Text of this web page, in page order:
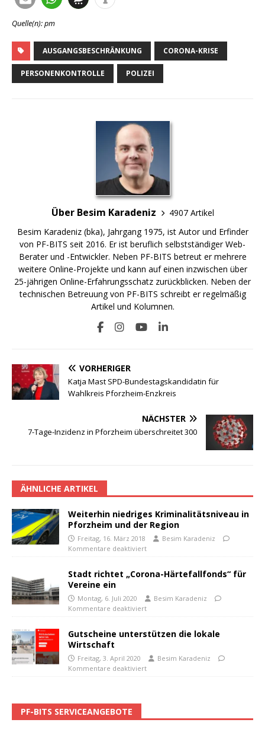
Quelle(n): pm
AUSGANGSBESCHRÄNKUNG CORONA-KRISE
PERSONENKONTROLLE POLIZEI
Über Besim Karadeniz
4907 Artikel
Besim Karadeniz (bka), Jahrgang 1975, ist Autor und Erfinder
von PF-BITS seit 2016. Er ist beruflich selbstständiger Web-
Berater und -Entwickler. Neben PF-BITS betreut er mehrere
weitere Online-Projekte und kann auf einen inzwischen über
25-jährigen Online-Erfahrungsschatz zurückblicken. Neben der
technischen Betreuung von PF-BITS schreibt er regelmäßig
Artikel und Kolumnen.
VORHERIGER
Katja Mast SPD-Bundestagskandidatin für
Wahlkreis Pforzheim-Enzkreis
NÄCHSTER
7-Tage-Inzidenz in Pforzheim überschreitet 300
ÄHNLICHE ARTIKEL
Weiterhin niedriges Kriminalitätsniveau in
Pforzheim und der Region
Freitag, 16. März 2018
Besim Karadeniz
Kommentare deaktiviert
Stadt richtet „Corona-Härtefallfonds“ für
Vereine ein
Montag, 6. Juli 2020
Besim Karadeniz
Kommentare deaktiviert
Gutscheine unterstützen die lokale
Wirtschaft
Freitag, 3. April 2020
Besim Karadeniz
Kommentare deaktiviert
PF-BITS SERVICEANGEBOTE